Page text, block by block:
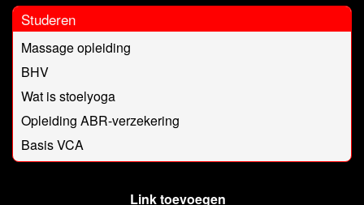
Studeren
Massage opleiding
BHV
Wat is stoelyoga
Opleiding ABR-verzekering
Basis VCA
Link toevoegen